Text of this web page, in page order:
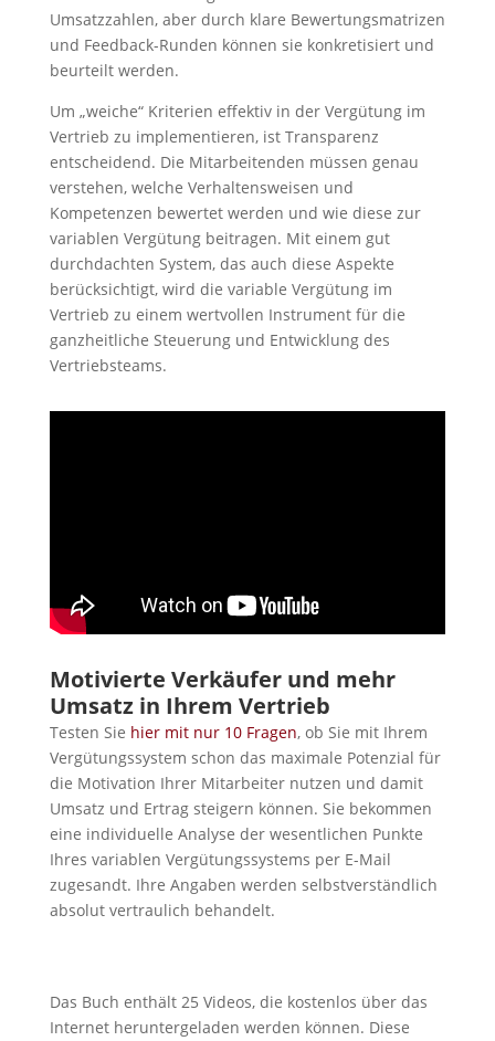
Umsatzzahlen, aber durch klare Bewertungsmatrizen
und Feedback-Runden können sie konkretisiert und
beurteilt werden.
Um „weiche“ Kriterien effektiv in der Vergütung im
Vertrieb zu implementieren, ist Transparenz
entscheidend. Die Mitarbeitenden müssen genau
verstehen, welche Verhaltensweisen und
Kompetenzen bewertet werden und wie diese zur
variablen Vergütung beitragen. Mit einem gut
durchdachten System, das auch diese Aspekte
berücksichtigt, wird die variable Vergütung im
Vertrieb zu einem wertvollen Instrument für die
ganzheitliche Steuerung und Entwicklung des
Vertriebsteams.
Motivierte Verkäufer und mehr
Umsatz in Ihrem Vertrieb
Testen Sie hier mit nur 10 Fragen, ob Sie mit Ihrem
Vergütungssystem schon das maximale Potenzial für
die Motivation Ihrer Mitarbeiter nutzen und damit
Umsatz und Ertrag steigern können. Sie bekommen
eine individuelle Analyse der wesentlichen Punkte
Ihres variablen Vergütungssystems per E-Mail
zugesandt. Ihre Angaben werden selbstverständlich
absolut vertraulich behandelt.
Das Buch enthält 25 Videos, die kostenlos über das
Internet heruntergeladen werden können. Diese